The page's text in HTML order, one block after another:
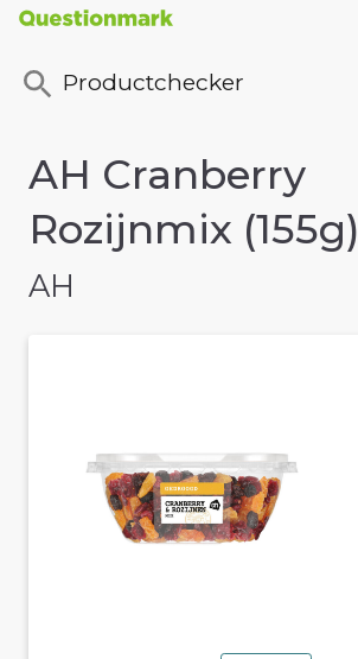
Productchecker
AH Cranberry
Rozijnmix (155g)
AH